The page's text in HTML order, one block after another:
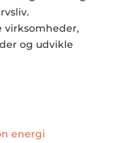
og udvikle
energi